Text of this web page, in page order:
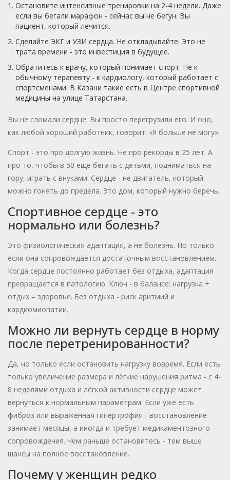
Остановите интенсивные тренировки на 2-4 недели. Даже
если вы бегали марафон - сейчас вы не бегун. Вы
пациент, который лечится.
Сделайте ЭКГ и УЗИ сердца. Не откладывайте. Это не
трата времени - это инвестиция в будущее.
Обратитесь к врачу, который понимает спорт. Не к
обычному терапевту - к кардиологу, который работает с
спортсменами. В Казани такие есть в Центре спортивной
медицины на улице Татарстана.
Вы не сломали сердце. Вы просто перегрузили его. И оно,
как любой хороший работник, говорит: «Я больше не могу».
Спорт - это про долгую жизнь. Не про рекорды в 25 лет. А
про то, чтобы в 50 ещё бегать с детьми, подниматься на
гору, играть с внуками. Сердце - не двигатель, который
можно гонять до предела. Это дом, который нужно беречь.
Спортивное сердце - это
нормально или болезнь?
Это физиологическая адаптация, а не болезнь. Но только
если она сопровождается достаточным восстановлением.
Когда сердце постоянно работает без отдыха, адаптация
превращается в патологию. Ключ - в балансе: нагрузка +
отдых = здоровье. Без отдыха - риск аритмий и
кардиомиопатии.
Можно ли вернуть сердце в норму
после перетренированности?
Да, но только если остановить нагрузку вовремя. Если есть
только увеличение размера и лёгкие нарушения ритма - с 4-
8 неделями отдыха и лёгкой активности сердце может
вернуться к нормальным параметрам. Если уже есть
фиброз или выраженная гипертрофия - восстановление
занимает месяцы, а иногда и требует медикаментозного
сопровождения. Чем раньше остановитесь - тем выше
шансы на полное восстановление.
Почему у женщин редко